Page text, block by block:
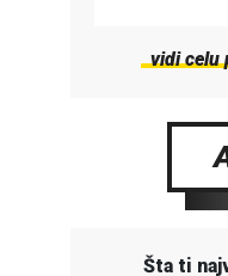
vidi celu
Šta ti